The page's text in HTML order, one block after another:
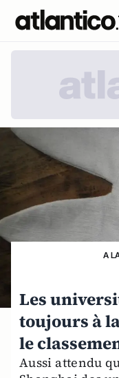
A
Les
toujours à
le
Aussi attendu